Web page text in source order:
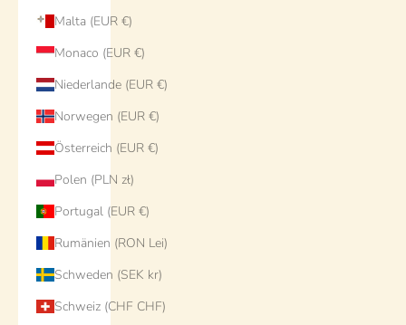
Malta (EUR €)
Monaco (EUR €)
Niederlande (EUR €)
Norwegen (EUR €)
Österreich (EUR €)
Polen (PLN zł)
Portugal (EUR €)
Rumänien (RON Lei)
Schweden (SEK kr)
Schweiz (CHF CHF)